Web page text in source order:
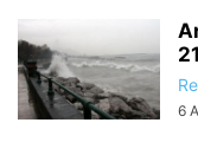
21
6